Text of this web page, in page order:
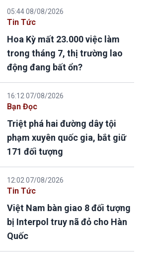
05:44 08/08/2026
Tin Tức
Hoa Kỳ mất 23.000 việc làm
trong tháng 7, thị trường lao
động đang bất ổn?
16:12 07/08/2026
Bạn Đọc
Triệt phá hai đường dây tội
phạm xuyên quốc gia, bắt giữ
171 đối tượng
12:02 07/08/2026
Tin Tức
Việt Nam bàn giao 8 đối tượng
bị Interpol truy nã đỏ cho Hàn
Quốc